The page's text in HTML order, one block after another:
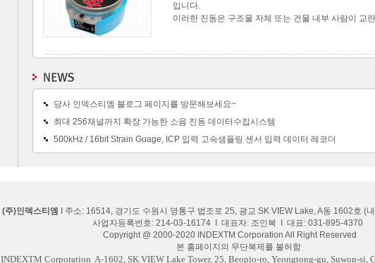
입니다.
이러한 진동은 구조물 자체 또는 건물 내부 사람이 교
당사 인덱스티엠 블로그 페이지를 방문해보세요~
최대 256채널까지 확장 가능한 소음 진동 데이터수집시스템
500kHz / 16bit Strain Guage, ICP 입력 고속샘플링 센서 입력 데이터 레코더
(주)인덱스티엠
I 주소: 16514, 경기도 수원시 영통구 법조로 25, 광교 SK VIEW Lake, A동 1602호 (
사업자등록번호: 214-03-16174 I 대표자: 조인복 I 대표: 031-895-4370
Copyright @ 2000-2020 INDEXTM Corporation All Right Reserved
본 홈페이지의 무단복제를 불허함
INDEXTM Corporation A-1602, SK VIEW Lake Tower, 25, Beopjo-ro, Yeongtong-gu, Suwon-si,